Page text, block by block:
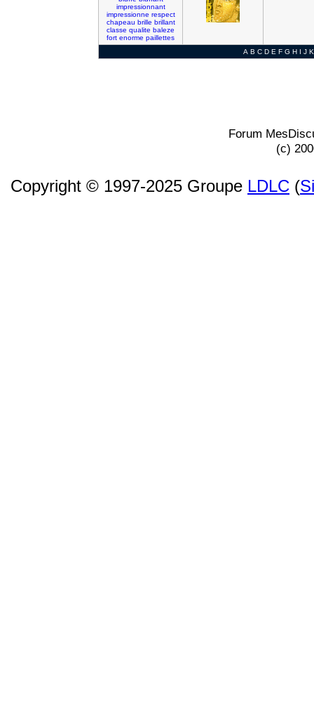
impressionnant
impressionne respect
chapeau brille brillant
classe qualite baleze
fort enorme paillettes
A B C D E F G H I J K
Forum
(c)
Copyright © 1997-2025 Groupe LDLC (